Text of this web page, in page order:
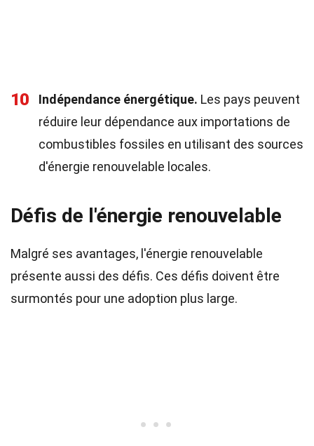
10 Indépendance énergétique. Les pays peuvent
réduire leur dépendance aux importations de
combustibles fossiles en utilisant des sources
d'énergie renouvelable locales.
Défis de l'énergie renouvelable
Malgré ses avantages, l'énergie renouvelable
présente aussi des défis. Ces défis doivent être
surmontés pour une adoption plus large.